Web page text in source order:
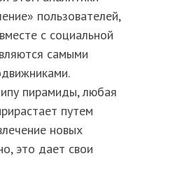
пользователей,
с социальной
самыми
пирамиды, любая
путем
новых
это дает свои